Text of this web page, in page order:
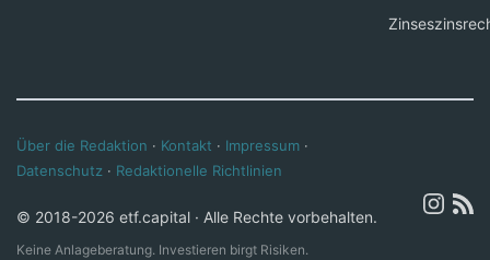
Über die Redaktion · Kontakt · Impressum ·
Datenschutz · Redaktionelle Richtlinien
© 2018-2026 etf.capital · Alle Rechte vorbehalten.
Keine Anlageberatung. Investieren birgt Risiken.